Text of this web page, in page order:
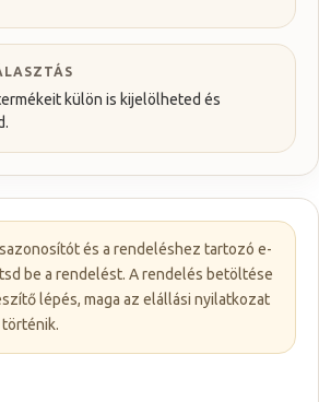
külön is kijelölheted és
és a rendeléshez tartozó e-
be a rendelést. A rendelés betöltése
lépés, maga az elállási nyilatkozat